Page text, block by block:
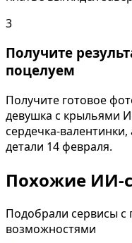
3
Получите
поцелуем
Получите готовое
девушка с крыльями
сердечка-
детали 14 февраля.
Похожие ИИ-
Подобрали сервисы
возможностями